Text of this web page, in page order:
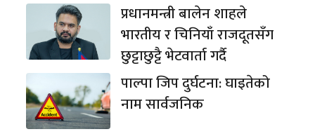
प्रधानमन्त्री बालेन शाहले
भारतीय र चिनियाँ राजदूतसँग
छुट्टाछुट्टै भेटवार्ता गर्दै
पाल्पा जिप दुर्घटना: घाइतेको
नाम सार्वजनिक